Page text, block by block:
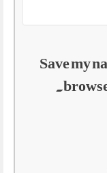
Save my